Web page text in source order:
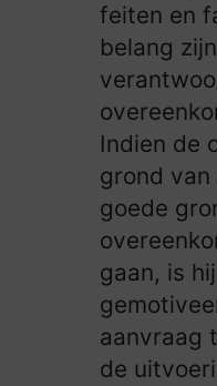
feiten en
belang
Indien de
grond
goede
gaan, is
aanvraag
de